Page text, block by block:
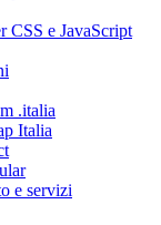
CSS e JavaScript
.italia
Italia
e servizi